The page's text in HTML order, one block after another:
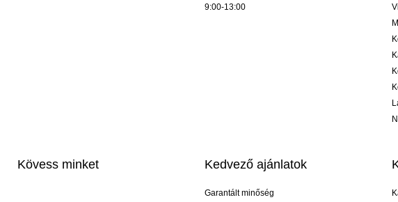
9:00-13:00
Kövess minket Kedvező ajánlatok
Garantált minőség